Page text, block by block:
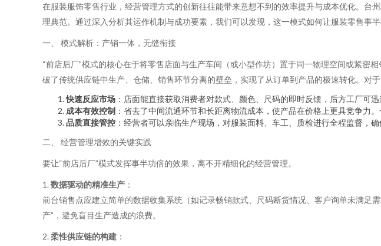
在服装服饰零售行业，经营管理方式的创新往往能带来意想不到的效率提升与成本优化。台
理典范。通过深入分析其运作机制与成功要素，我们可以发现，这一模式如何让服装零售事
一、 模式解析：产销一体，无缝衔接
“前店后厂”模式的核心在于将零售店面与生产车间（或小型作坊）置于同一物理空间或紧
破了传统供应链中生产、仓储、销售环节分离的壁垒，实现了从订单到产品的极速转化。对
快速反应市场 ：店面能直接获取消费者对款式、颜色、尺码的即时反馈，后方工厂可
成本有效控制 ：省去了中间流通环节和长距离物流成本，使产品在价格上更具竞争力
品质直接管控 ：经营者可以亲临生产现场，对服装面料、车工、质检进行全程监督，
二、 经营管理增效的关键实践
要让“前店后厂”模式发挥事半功倍的效果，离不开精细化的经营管理。
1. 数据驱动的精准生产 ：
前台销售点应建立简单的数据收集系统（如记录畅销款式、尺码断货情况、客户询单未满
产”，避免盲目生产造成的浪费。
2. 柔性供应链的构建 ：